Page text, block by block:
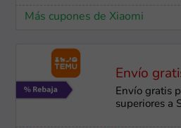
Más cupones de Xiaomi
Envío
Envío gratis
superiores a